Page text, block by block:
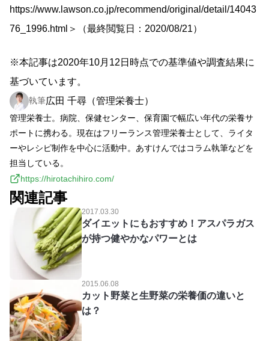
https://www.lawson.co.jp/recommend/original/detail/14043
76_1996.html＞（最終閲覧日：2020/08/21）
※本記事は2020年10月12日時点での基準値や調査結果に
基づいています。
執筆広田 千尋（管理栄養士）
管理栄養士。病院、保健センター、保育園で幅広い年代の栄養サ
ポートに携わる。現在はフリーランス管理栄養士として、ライタ
ーやレシピ制作を中心に活動中。あすけんではコラム執筆などを
担当している。
https://hirotachihiro.com/
関連記事
2017.03.30
ダイエットにもおすすめ！アスパラガス
が持つ健やかなパワーとは
2015.06.08
カット野菜と生野菜の栄養価の違いと
は？